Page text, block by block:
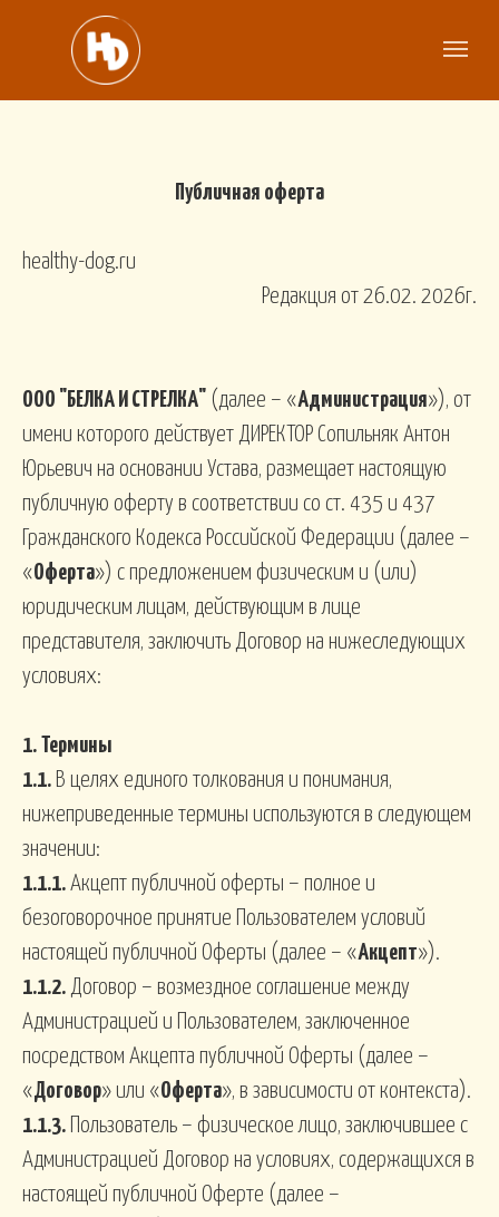
Публичная оферта
healthy-dog.ru
Редакция от 26.02. 2026г.
ООО "БЕЛКА И СТРЕЛКА" (далее – «Администрация»), от
имени которого действует ДИРЕКТОР Сопильняк Антон
Юрьевич на основании Устава, размещает настоящую
публичную оферту в соответствии со ст. 435 и 437
Гражданского Кодекса Российской Федерации (далее –
«Оферта») с предложением физическим и (или)
юридическим лицам, действующим в лице
представителя, заключить Договор на нижеследующих
условиях:
1. Термины
1.1. В целях единого толкования и понимания,
нижеприведенные термины используются в следующем
значении:
1.1.1. Акцепт публичной оферты – полное и
безоговорочное принятие Пользователем условий
настоящей публичной Оферты (далее – «Акцепт»).
1.1.2. Договор – возмездное соглашение между
Администрацией и Пользователем, заключенное
посредством Акцепта публичной Оферты (далее –
«Договор» или «Оферта», в зависимости от контекста).
1.1.3. Пользователь – физическое лицо, заключившее с
Администрацией Договор на условиях, содержащихся в
настоящей публичной Оферте (далее –